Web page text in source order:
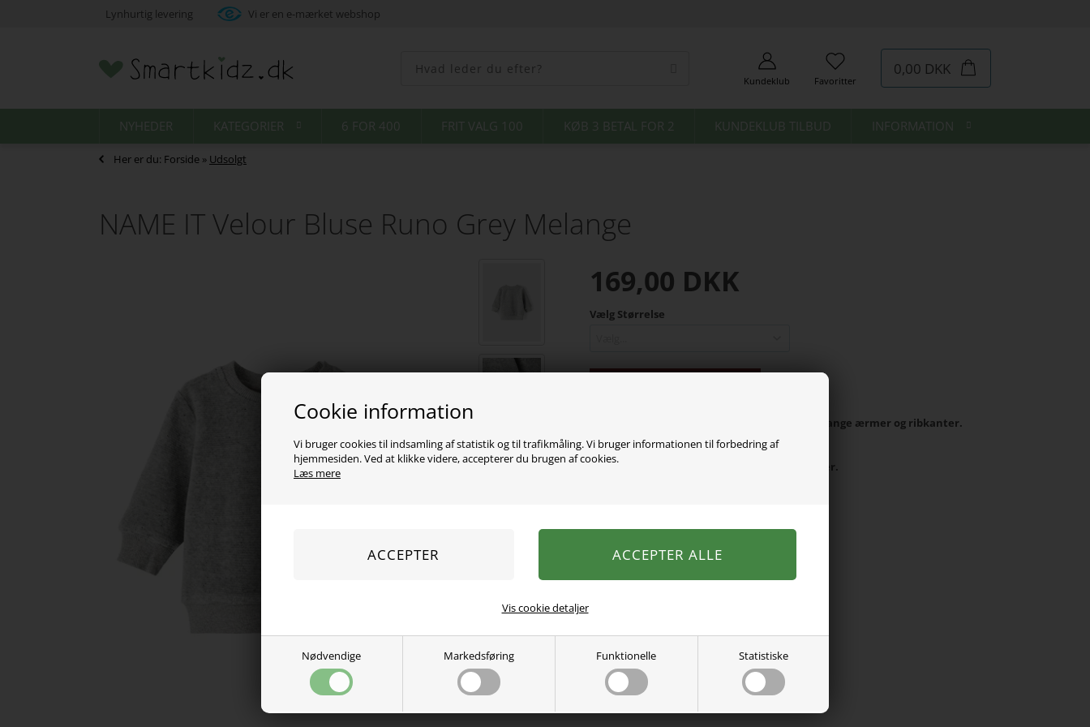
Cookie information
Vi bruger cookies til indsamling af statistik og til trafikmåling. Vi bruger informationen til forbedring af
hjemmesiden. Ved at klikke videre, accepterer du brugen af cookies.
Læs mere
Nødvendige Markedsføring Funktionelle Statistiske
Vis cookie detaljer
Lynhurtig levering Vi er en e-mærket webshop
Kundeklub Favoritter
0,00 DKK
NYHEDER KATEGORIER 6 FOR 400 FRIT VALG 100 KØB 3 BETAL FOR 2 KUNDEKLUB TILBUD INFORMATION
Her er du: Forside » Udsolgt
NAME IT Velour Bluse Runo Grey Melange
169,00 DKK
Vælg Størrelse
Fed velour bluse fra Name It med rund hals, lange ærmer og ribkanter.
Super blød kvalitet!
70% økologisk bomuld, 30% genbrugt polyester.